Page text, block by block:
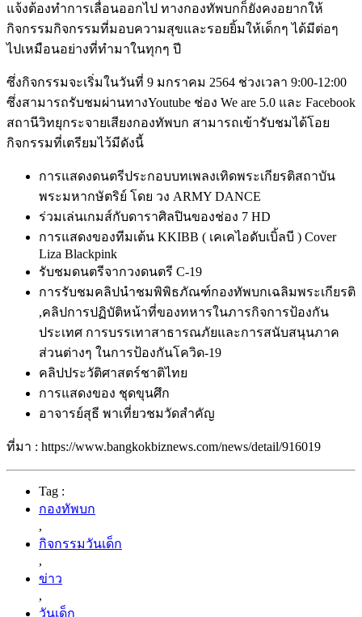
แจ้งต้องทำการเลื่อนออกไป ทางกองทัพบกก็ยังคงอยากให้
กิจกรรมกิจกรรมที่มอบความสุขและรอยยิ้มให้เด็กๆ ได้มีต่อๆ
ไปเหมือนอย่างที่ทำมาในทุกๆ ปี
ซึ่งกิจกรรมจะเริ่มในวันที่ 9 มกราคม 2564 ช่วงเวลา 9:00-12:00
ซึ่งสามารถรับชมผ่านทางYoutube ช่อง We are 5.0 และ Facebook
สถานีวิทยุกระจายเสียงกองทัพบก สามารถเข้ารับชมได้โอย
กิจกรรมที่เตรียมไว้มีดังนี้
การแสดงดนตรีประกอบบทเพลงเทิดพระเกียรติสถาบัน
พระมหากษัตริย์ โดย วง ARMY DANCE
ร่วมเล่นเกมส์กับดาราศิลปินของช่อง 7 HD
การแสดงของทีมเต้น KKIBB ( เคเคไอดับเบิ้ลบี ) Cover
Liza Blackpink
รับชมดนตรีจากวงดนตรี C-19
การรับชมคลิปนำชมพิพิธภัณฑ์กองทัพบกเฉลิมพระเกียรติ
,คลิปการปฏิบัติหน้าที่ของทหารในภารกิจการป้องกัน
ประเทศ การบรรเทาสาธารณภัยและการสนับสนุนภาค
ส่วนต่างๆ ในการป้องกันโควิด-19
คลิปประวัติศาสตร์ชาติไทย
การแสดงของ ชุดขุนศึก
อาจารย์สุธี พาเที่ยวชมวัดสำคัญ
ที่มา : https://www.bangkokbiznews.com/news/detail/916019
Tag :
กองทัพบก
,
กิจกรรมวันเด็ก
,
ข่าว
,
วันเด็ก